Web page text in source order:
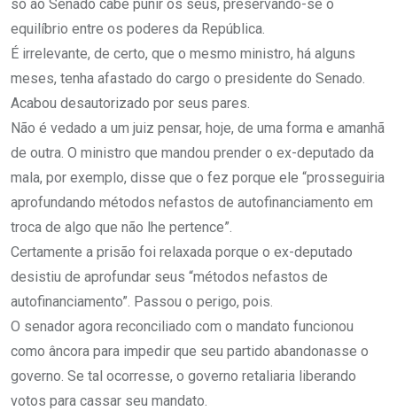
só ao Senado cabe punir os seus, preservando-se o
equilíbrio entre os poderes da República.
É irrelevante, de certo, que o mesmo ministro, há alguns
meses, tenha afastado do cargo o presidente do Senado.
Acabou desautorizado por seus pares.
Não é vedado a um juiz pensar, hoje, de uma forma e amanhã
de outra. O ministro que mandou prender o ex-deputado da
mala, por exemplo, disse que o fez porque ele “prosseguiria
aprofundando métodos nefastos de autofinanciamento em
troca de algo que não lhe pertence”.
Certamente a prisão foi relaxada porque o ex-deputado
desistiu de aprofundar seus “métodos nefastos de
autofinanciamento”. Passou o perigo, pois.
O senador agora reconciliado com o mandato funcionou
como âncora para impedir que seu partido abandonasse o
governo. Se tal ocorresse, o governo retaliaria liberando
votos para cassar seu mandato.